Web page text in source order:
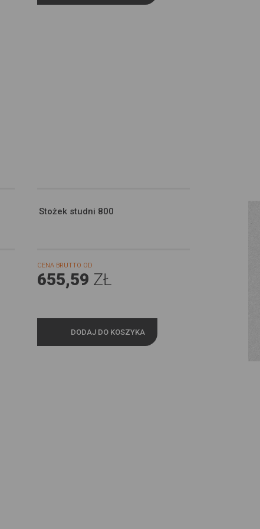
Stożek studni 800
CENA BRUTTO OD
655,59 ZŁ
DODAJ DO KOSZYKA